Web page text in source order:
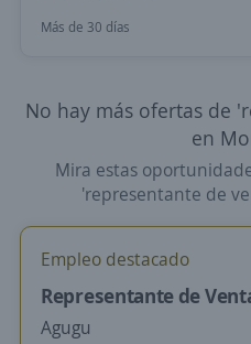
Más de 30 días
No hay más ofertas de
en
Mira estas
'representante de
Empleo destacado
Representante de
Agugu